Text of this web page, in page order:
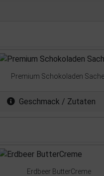
Premium Schokoladen
Geschmack / Zutaten
Erdbeer ButterCreme